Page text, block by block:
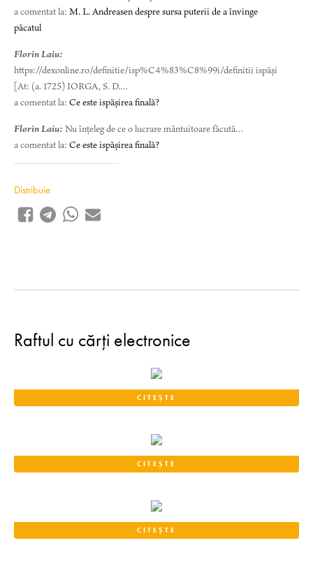
a comentat la: M. L. Andreasen despre sursa puterii de a învinge
păcatul
Florin Laiu:
https://dexonline.ro/definitie/isp%C4%83%C8%99i/definitii ispăși
[At: (a. 1725) IORGA, S. D.…
a comentat la: Ce este ispășirea finală?
Florin Laiu: Nu înțeleg de ce o lucrare mântuitoare făcută…
a comentat la: Ce este ispășirea finală?
Distribuie
Raftul cu cărți electronice
CITEȘTE
CITEȘTE
CITEȘTE